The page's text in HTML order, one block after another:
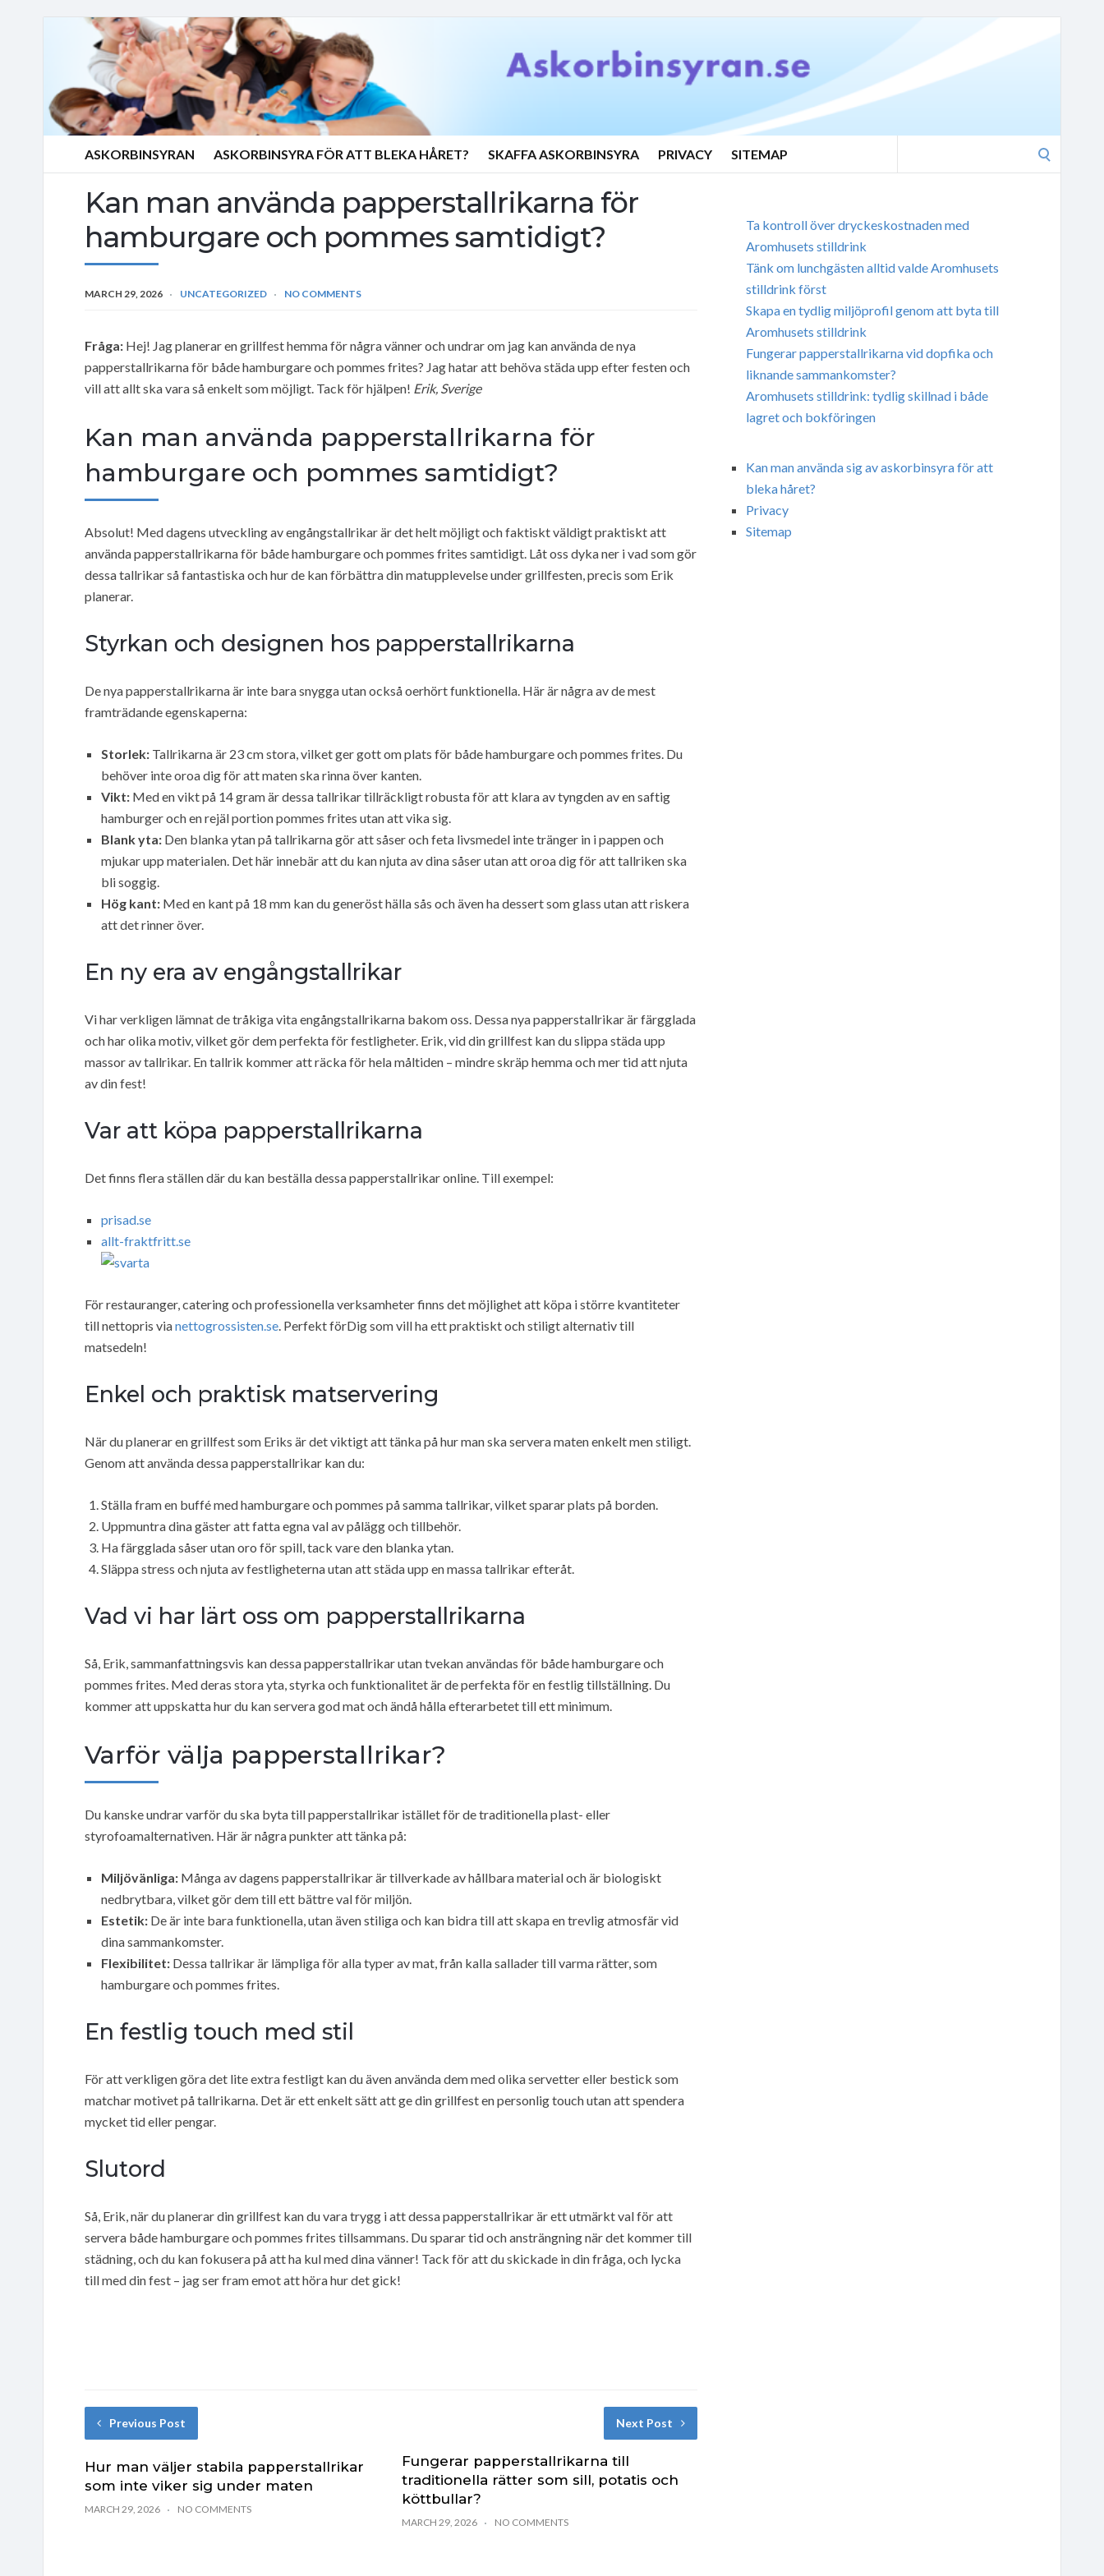
ASKORBINSYRAN ASKORBINSYRA FÖR ATT BLEKA HÅRET? SKAFFA ASKORBINSYRA PRIVACY SITEMAP
Kan man använda papperstallrikarna för
hamburgare och pommes samtidigt?
MARCH 29, 2026 UNCATEGORIZED NO COMMENTS
Fråga: Hej! Jag planerar en grillfest hemma för några vänner och undrar om jag kan använda de nya
papperstallrikarna för både hamburgare och pommes frites? Jag hatar att behöva städa upp efter festen och
vill att allt ska vara så enkelt som möjligt. Tack för hjälpen! Erik, Sverige
Kan man använda papperstallrikarna för
hamburgare och pommes samtidigt?
Absolut! Med dagens utveckling av engångstallrikar är det helt möjligt och faktiskt väldigt praktiskt att
använda papperstallrikarna för både hamburgare och pommes frites samtidigt. Låt oss dyka ner i vad som gör
dessa tallrikar så fantastiska och hur de kan förbättra din matupplevelse under grillfesten, precis som Erik
planerar.
Styrkan och designen hos papperstallrikarna
De nya papperstallrikarna är inte bara snygga utan också oerhört funktionella. Här är några av de mest
framträdande egenskaperna:
Storlek: Tallrikarna är 23 cm stora, vilket ger gott om plats för både hamburgare och pommes frites. Du
behöver inte oroa dig för att maten ska rinna över kanten.
Vikt: Med en vikt på 14 gram är dessa tallrikar tillräckligt robusta för att klara av tyngden av en saftig
hamburger och en rejäl portion pommes frites utan att vika sig.
Blank yta: Den blanka ytan på tallrikarna gör att såser och feta livsmedel inte tränger in i pappen och
mjukar upp materialen. Det här innebär att du kan njuta av dina såser utan att oroa dig för att tallriken ska
bli soggig.
Hög kant: Med en kant på 18 mm kan du generöst hälla sås och även ha dessert som glass utan att riskera
att det rinner över.
En ny era av engångstallrikar
Vi har verkligen lämnat de tråkiga vita engångstallrikarna bakom oss. Dessa nya papperstallrikar är färgglada
och har olika motiv, vilket gör dem perfekta för festligheter. Erik, vid din grillfest kan du slippa städa upp
massor av tallrikar. En tallrik kommer att räcka för hela måltiden – mindre skräp hemma och mer tid att njuta
av din fest!
Var att köpa papperstallrikarna
Det finns flera ställen där du kan beställa dessa papperstallrikar online. Till exempel:
prisad.se
allt-fraktfritt.se
För restauranger, catering och professionella verksamheter finns det möjlighet att köpa i större kvantiteter
till nettopris vianettogrossisten.se. Perfekt förDig som vill ha ett praktiskt och stiligt alternativ till
matsedeln!
Enkel och praktisk matservering
När du planerar en grillfest som Eriks är det viktigt att tänka på hur man ska servera maten enkelt men stiligt.
Genom att använda dessa papperstallrikar kan du:
Ställa fram en buffé med hamburgare och pommes på samma tallrikar, vilket sparar plats på borden.
Uppmuntra dina gäster att fatta egna val av pålägg och tillbehör.
Ha färgglada såser utan oro för spill, tack vare den blanka ytan.
Släppa stress och njuta av festligheterna utan att städa upp en massa tallrikar efteråt.
Vad vi har lärt oss om papperstallrikarna
Så, Erik, sammanfattningsvis kan dessa papperstallrikar utan tvekan användas för både hamburgare och
pommes frites. Med deras stora yta, styrka och funktionalitet är de perfekta för en festlig tillställning. Du
kommer att uppskatta hur du kan servera god mat och ändå hålla efterarbetet till ett minimum.
Varför välja papperstallrikar?
Du kanske undrar varför du ska byta till papperstallrikar istället för de traditionella plast- eller
styrofoamalternativen. Här är några punkter att tänka på:
Miljövänliga: Många av dagens papperstallrikar är tillverkade av hållbara material och är biologiskt
nedbrytbara, vilket gör dem till ett bättre val för miljön.
Estetik: De är inte bara funktionella, utan även stiliga och kan bidra till att skapa en trevlig atmosfär vid
dina sammankomster.
Flexibilitet: Dessa tallrikar är lämpliga för alla typer av mat, från kalla sallader till varma rätter, som
hamburgare och pommes frites.
En festlig touch med stil
För att verkligen göra det lite extra festligt kan du även använda dem med olika servetter eller bestick som
matchar motivet på tallrikarna. Det är ett enkelt sätt att ge din grillfest en personlig touch utan att spendera
mycket tid eller pengar.
Slutord
Så, Erik, när du planerar din grillfest kan du vara trygg i att dessa papperstallrikar är ett utmärkt val för att
servera både hamburgare och pommes frites tillsammans. Du sparar tid och ansträngning när det kommer till
städning, och du kan fokusera på att ha kul med dina vänner! Tack för att du skickade in din fråga, och lycka
till med din fest – jag ser fram emot att höra hur det gick!
Previous Post
Hur man väljer stabila papperstallrikar
som inte viker sig under maten
MARCH 29, 2026 NO COMMENTS
Next Post
Fungerar papperstallrikarna till
traditionella rätter som sill, potatis och
köttbullar?
MARCH 29, 2026 NO COMMENTS
Ta kontroll över dryckeskostnaden med
Aromhusets stilldrink
Tänk om lunchgästen alltid valde Aromhusets
stilldrink först
Skapa en tydlig miljöprofil genom att byta till
Aromhusets stilldrink
Fungerar papperstallrikarna vid dopfika och
liknande sammankomster?
Aromhusets stilldrink: tydlig skillnad i både
lagret och bokföringen
Kan man använda sig av askorbinsyra för att
bleka håret?
Privacy
Sitemap